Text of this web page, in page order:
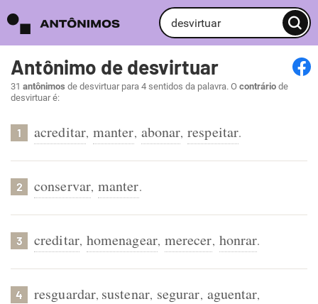
Antônimo de desvirtuar
31 antônimos de desvirtuar para 4 sentidos da palavra. O contrário de
desvirtuar é:
1 acreditar, manter, abonar, respeitar.
2 conservar, manter.
3 creditar, homenagear, merecer, honrar.
4 resguardar, sustenar, segurar, aguentar,